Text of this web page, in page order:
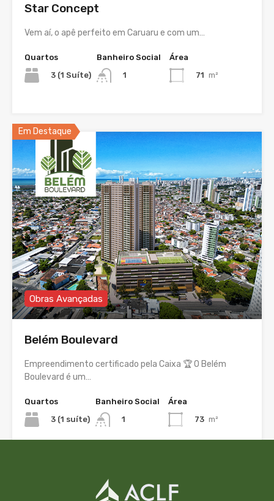
Star Concept
Vem aí, o apê perfeito em Caruaru e com um…
Quartos
3 (1 Suíte)
Banheiro Social
1
Área
71 m²
Em Destaque
Obras Avançadas
Belém Boulevard
Empreendimento certificado pela Caixa 🏆 O Belém
Boulevard é um…
Quartos
3 (1 suíte)
Banheiro Social
1
Área
73 m²